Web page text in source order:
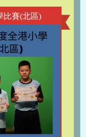
比賽(北區)